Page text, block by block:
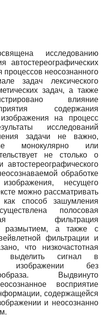
исследованию
автостереографических
процессов неосознанного
задач лексического
задач, а также
влияние
содержания
изображения на процесс
исследований
задачи не важно,
монокулярно или
не столько о
автостереографического
обработке
несущего
можно рассматривать
как способ зашумления
полосовая
фильтрация
размытием, а также с
фильтрации и
что низкочастотная
выделить сигнал в
изображении без
Выдвинуто
восприятие
содержащейся
и неосознанно